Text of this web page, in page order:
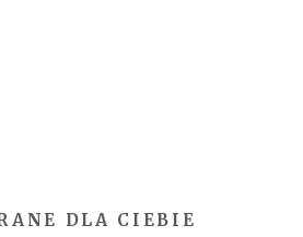
DLA CIEBIE